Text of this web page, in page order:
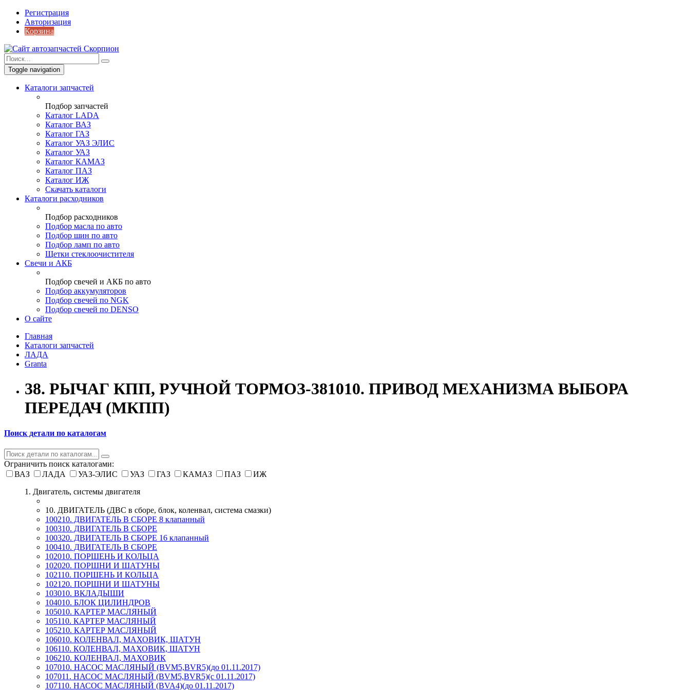
Регистрация
Авторизация
Корзина
Toggle navigation
Каталоги запчастей
Подбор запчастей
Каталог LADA
Каталог ВАЗ
Каталог ГАЗ
Каталог УАЗ ЭЛИС
Каталог УАЗ
Каталог КАМАЗ
Каталог ПАЗ
Каталог ИЖ
Скачать каталоги
Каталоги расходников
Подбор расходников
Подбор масла по авто
Подбор шин по авто
Подбор ламп по авто
Щетки стеклоочистителя
Свечи и АКБ
Подбор свечей и АКБ по авто
Подбор аккумуляторов
Подбор свечей по NGK
Подбор свечей по DENSO
О сайте
Главная
Каталоги запчастей
ЛАДА
Granta
38. РЫЧАГ КПП, РУЧНОЙ ТОРМОЗ-381010. ПРИВОД МЕХАНИЗМА ВЫБОРА
ПЕРЕДАЧ (МКПП)
Поиск детали по каталогам
Ограничить поиск каталогами:
ВАЗ
ЛАДА УАЗ-ЭЛИС УАЗ ГАЗ КАМАЗ ПАЗ
ИЖ
1. Двигатель, системы двигателя
10. ДВИГАТЕЛЬ (ДВС в сборе, блок, коленвал, система смазки)
100210. ДВИГАТЕЛЬ В СБОРЕ 8 клапанный
100310. ДВИГАТЕЛЬ В СБОРЕ
100320. ДВИГАТЕЛЬ В СБОРЕ 16 клапанный
100410. ДВИГАТЕЛЬ В СБОРЕ
102010. ПОРШЕНЬ И КОЛЬЦА
102020. ПОРШНИ И ШАТУНЫ
102110. ПОРШЕНЬ И КОЛЬЦА
102120. ПОРШНИ И ШАТУНЫ
103010. ВКЛАДЫШИ
104010. БЛОК ЦИЛИНДРОВ
105010. КАРТЕР МАСЛЯНЫЙ
105110. КАРТЕР МАСЛЯНЫЙ
105210. КАРТЕР МАСЛЯНЫЙ
106010. КОЛЕНВАЛ, МАХОВИК, ШАТУН
106110. КОЛЕНВАЛ, МАХОВИК, ШАТУН
106210. КОЛЕНВАЛ, МАХОВИК
107010. НАСОС МАСЛЯНЫЙ (BVM5,BVR5)(до 01.11.2017)
107011. НАСОС МАСЛЯНЫЙ (BVM5,BVR5)(с 01.11.2017)
107110. НАСОС МАСЛЯНЫЙ (BVA4)(до 01.11.2017)